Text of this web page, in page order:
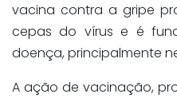
vacina contra a gripe
cepas do vírus e é
doença, principalmente
A ação de vacinação,